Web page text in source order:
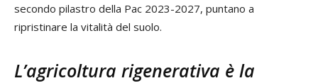
secondo pilastro della Pac 2023-2027, puntano a
ripristinare la vitalità del suolo.
L’agricoltura rigenerativa è la